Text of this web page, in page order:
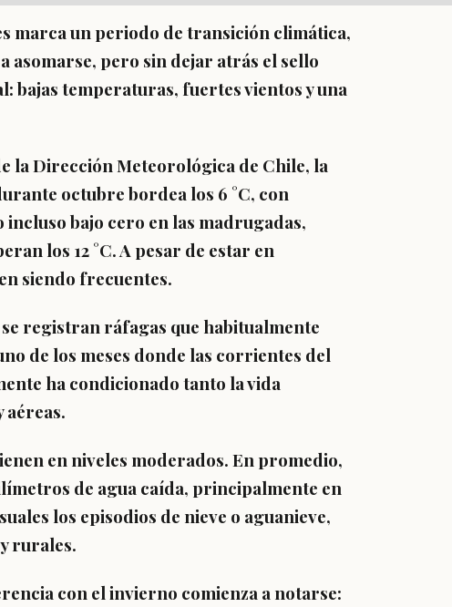
marca un periodo de transición climática,
asomarse, pero sin dejar atrás el sello
bajas temperaturas, fuertes vientos y una
la Dirección Meteorológica de Chile, la
octubre bordea los 6 °C, con
incluso bajo cero en las madrugadas,
los 12 °C. A pesar de estar en
siendo frecuentes.
registran ráfagas que habitualmente
de los meses donde las corrientes del
ha condicionado tanto la vida
aéreas.
en niveles moderados. En promedio,
de agua caída, principalmente en
los episodios de nieve o aguanieve,
rurales.
con el invierno comienza a notarse: